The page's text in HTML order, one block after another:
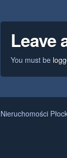
Leave
You must be
Nieruchomości